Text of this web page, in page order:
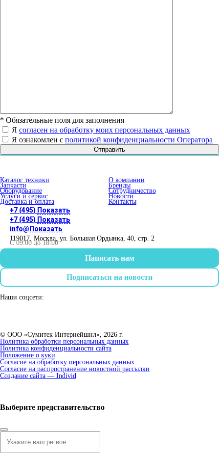
* Обязательные поля для заполнения
Я согласен на обработку моих персональных данных
Я ознакомлен с политикой конфиденциальности Оператора
Отправить
Каталог техники
Запчасти
Оборудование
Услуги и сервис
Доставка и оплата
О компании
Бренды
Сотрудничество
Новости
Контакты
+7 (495) Показать
+7 (495) Показать
info@ Показать
119017, Москва, ул. Большая Ордынка, 40, стр. 2
С 09:00 до 18:00
Написать нам
Подписаться на новости
Наши соцсети:
© ООО «Сумитек Интернейшнл», 2026 г.
Политика обработки персональных данных
Политика конфиденциальности сайта
Положение о куки
Согласие на обработку персональных данных
Согласие на распространение новостной рассылки
Создание сайта — Individ
Выберите представительство